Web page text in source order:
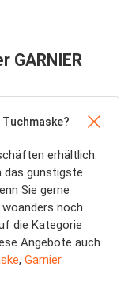
GARNIER
erhältlich.
das günstigste
Sie gerne
noch
die Kategorie
Angebote auch
, Garnier